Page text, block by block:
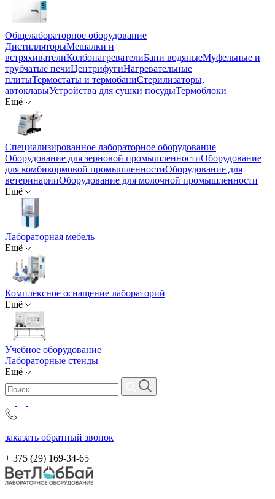
Общелабораторное оборудование
ДистилляторыМешалки и
встряхивателиКолбонагревателиБани водяныеМуфельные и
трубчатые печиЦентрифугиНагревательные
плитыТермостаты и термобаниСтерилизаторы,
автоклавыУстройства для сушки посудыТермоблоки
Ещё
Специализированное лабораторное оборудование
Оборудование для зерновой промышленностиОборудование
для комбикормовой промышленностиОборудование для
ветеринарииОборудование для молочной промышленности
Ещё
Лабораторная мебель
Ещё
Комплексное оснащение лабораторий
Ещё
Учебное оборудование
Лабораторные стенды
Ещё
заказать обратный звонок
+ 375 (29) 169-34-65